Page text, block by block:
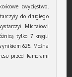
zwycięstwo.
do drugiego
Michałowi
tylko 7 kręgli
625. Można
przed kamerami